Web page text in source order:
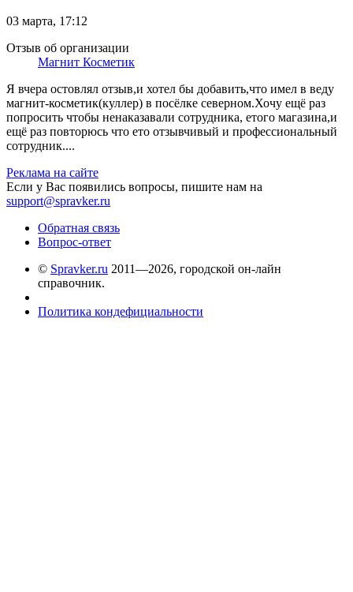
03 марта, 17:12
Отзыв об организации
Магнит Косметик
Я вчера остовлял отзыв,и хотел бы добавить,что имел в веду
магнит-косметик(куллер) в посёлке северном.Хочу ещё раз
попросить чтобы ненаказавали сотрудника, етого магазина,и
ещё раз повторюсь что ето отзывчивый и профессиональный
сотрудник....
Реклама на сайте
Если у Вас появились вопросы, пишите нам на
support@spravker.ru
Обратная связь
Вопрос-ответ
© Spravker.ru 2011—2026, городской он-лайн
справочник.
Политика кондефициальности